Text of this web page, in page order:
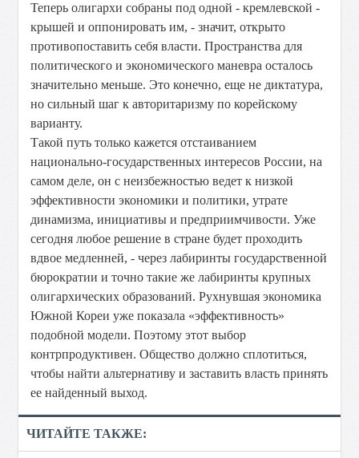
Теперь олигархи собраны под одной - кремлевской -
крышей и оппонировать им, - значит, открыто
противопоставить себя власти. Пространства для
политического и экономического маневра осталось
значительно меньше. Это конечно, еще не диктатура,
но сильный шаг к авторитаризму по корейскому
варианту.
Такой путь только кажется отстаиванием
национально-государственных интересов России, на
самом деле, он с неизбежностью ведет к низкой
эффективности экономики и политики, утрате
динамизма, инициативы и предприимчивости. Уже
сегодня любое решение в стране будет проходить
вдвое медленней, - через лабиринты государственной
бюрократии и точно такие же лабиринты крупных
олигархических образований. Рухнувшая экономика
Южной Кореи уже показала «эффективность»
подобной модели. Поэтому этот выбор
контрпродуктивен. Общество должно сплотиться,
чтобы найти альтернативу и заставить власть принять
ее найденный выход.
ЧИТАЙТЕ ТАКЖЕ: